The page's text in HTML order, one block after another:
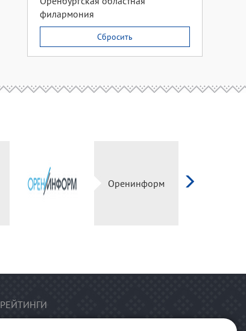
филармония
Сбросить
Оренинформ
РЕЙТИНГИ